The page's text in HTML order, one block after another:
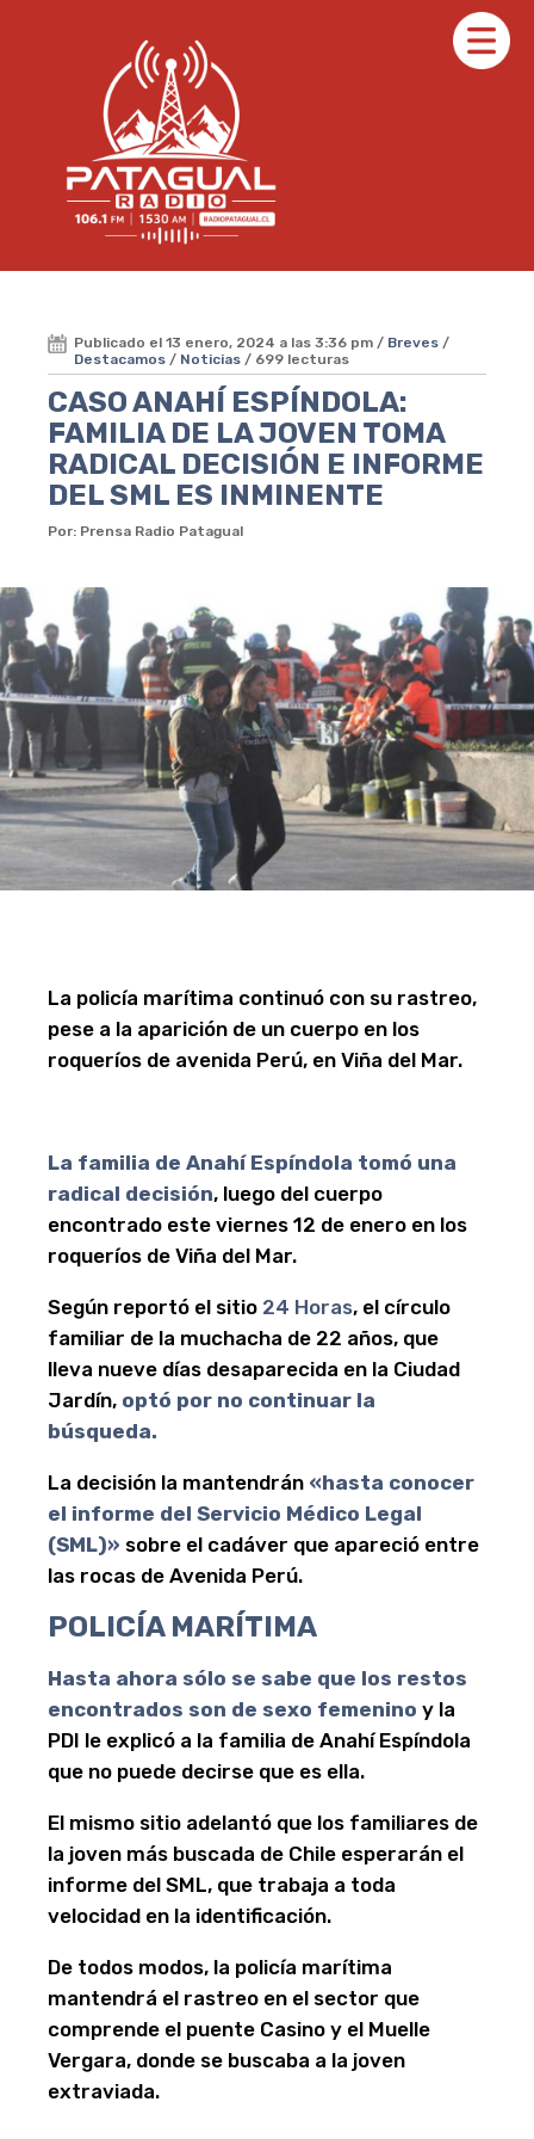
Publicado el 13 enero, 2024 a las 3:36 pm / Breves /
Destacamos / Noticias / 699 lecturas
CASO ANAHÍ ESPÍNDOLA:
FAMILIA DE LA JOVEN TOMA
RADICAL DECISIÓN E INFORME
DEL SML ES INMINENTE
Por: Prensa Radio Patagual
La policía marítima continuó con su rastreo,
pese a la aparición de un cuerpo en los
roqueríos de avenida Perú, en Viña del Mar.
La familia de Anahí Espíndola tomó una
radical decisión, luego del cuerpo
encontrado este viernes 12 de enero en los
roqueríos de Viña del Mar.
Según reportó el sitio 24 Horas, el círculo
familiar de la muchacha de 22 años, que
lleva nueve días desaparecida en la Ciudad
Jardín, optó por no continuar la
búsqueda.
La decisión la mantendrán «hasta conocer
el informe del Servicio Médico Legal
(SML)» sobre el cadáver que apareció entre
las rocas de Avenida Perú.
POLICÍA MARÍTIMA
Hasta ahora sólo se sabe que los restos
encontrados son de sexo femenino y la
PDI le explicó a la familia de Anahí Espíndola
que no puede decirse que es ella.
El mismo sitio adelantó que los familiares de
la joven más buscada de Chile esperarán el
informe del SML, que trabaja a toda
velocidad en la identificación.
De todos modos, la policía marítima
mantendrá el rastreo en el sector que
comprende el puente Casino y el Muelle
Vergara, donde se buscaba a la joven
extraviada.